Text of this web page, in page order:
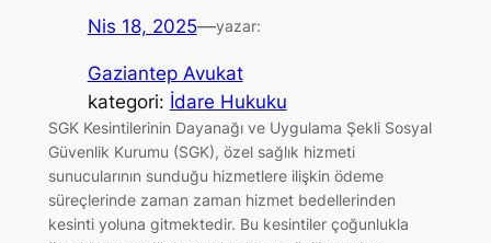
Nis 18, 2025—yazar:
Gaziantep Avukat
kategori: İdare Hukuku
SGK Kesintilerinin Dayanağı ve Uygulama Şekli Sosyal
Güvenlik Kurumu (SGK), özel sağlık hizmeti
sunucularının sunduğu hizmetlere ilişkin ödeme
süreçlerinde zaman zaman hizmet bedellerinden
kesinti yoluna gitmektedir. Bu kesintiler çoğunlukla